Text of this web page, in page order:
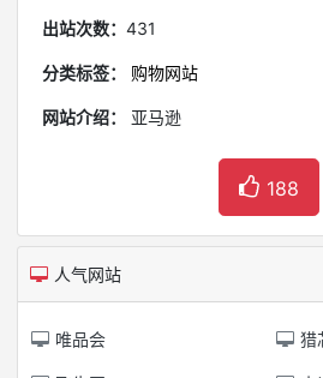
出站次数： 431
分类标签： 购物网站
网站介绍： 亚马逊
188
人气网站
唯品会 猎